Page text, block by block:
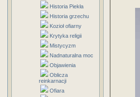
Historia Piekła
Historia grzechu
Kozioł ofiarny
Krytyka religii
Mistycyzm
Nadnaturalna moc
Objawienia
Oblicza
reinkarnacji
Ofiara